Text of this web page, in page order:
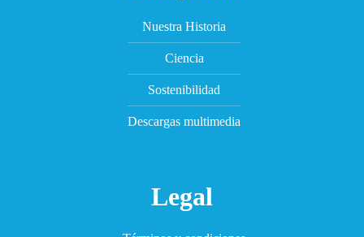
Nuestra Historia
Ciencia
Sostenibilidad
Descargas multimedia
Legal